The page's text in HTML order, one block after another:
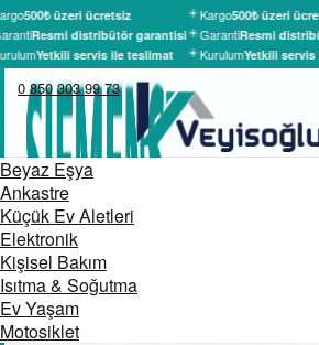
500₺ üzeri ücretsiz
Resmi distribütör garantisi
Yetkili servis ile teslimat
Kargo500₺ üzeri
GarantiResmi
KurulumYetkili servis
0 850 303 99 73
Beyaz Eşya
Ankastre
Küçük Ev Aletleri
Elektronik
Kişisel Bakım
Isıtma & Soğutma
Ev Yaşam
Motosiklet